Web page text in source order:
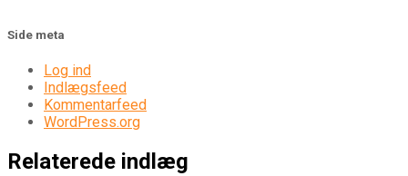
Side meta
Log ind
Indlægsfeed
Kommentarfeed
WordPress.org
Relaterede indlæg